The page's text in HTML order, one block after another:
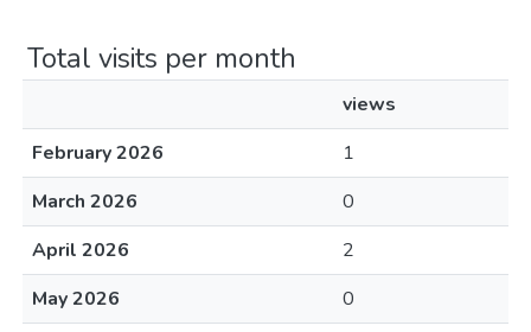
Total visits per month
views
February 2026
1
March 2026
0
April 2026
2
May 2026
0